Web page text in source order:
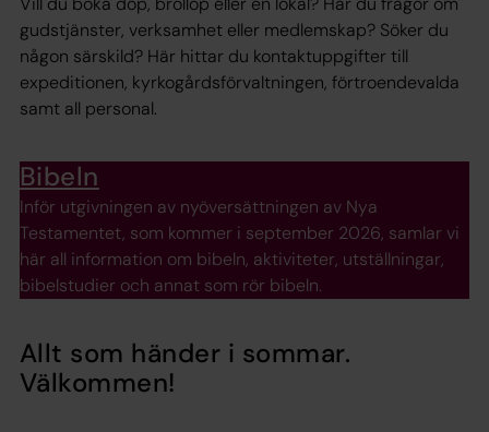
gudstjänster, verksamhet eller medlemskap? Söker du
någon särskild? Här hittar du kontaktuppgifter till
expeditionen, kyrkogårdsförvaltningen, förtroendevalda
samt all personal.
Bibeln
Inför utgivningen av nyöversättningen av Nya
Testamentet, som kommer i september 2026, samlar vi
här all information om bibeln, aktiviteter, utställningar,
bibelstudier och annat som rör bibeln.
Allt som händer i sommar.
Välkommen!